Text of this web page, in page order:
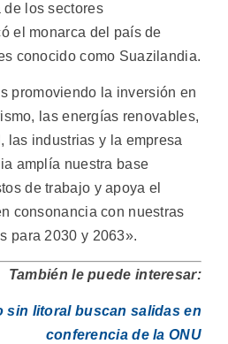
los sectores
el monarca del país de
conocido como Suazilandia.
promoviendo la inversión en
las energías renovables,
las industrias y la empresa
amplía nuestra base
de trabajo y apoya el
consonancia con nuestras
para 2030 y 2063».
También le puede interesar:
sin litoral buscan salidas en
conferencia de la ONU